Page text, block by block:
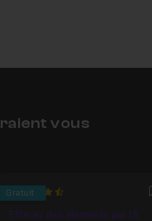
vous
Gratuit
4.5
Effacer des éléments par IA